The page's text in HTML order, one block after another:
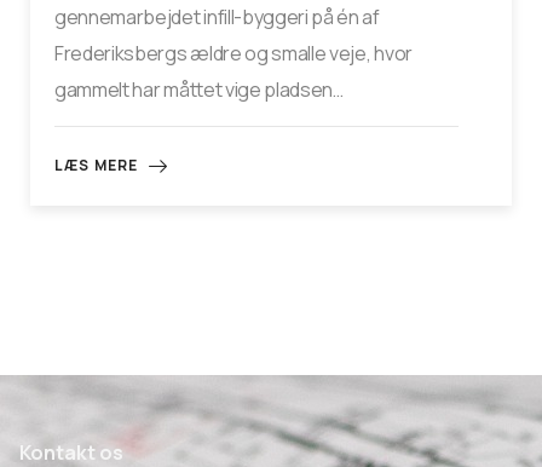
gennemarbejdet infill-byggeri på én af
Frederiksbergs ældre og smalle veje, hvor
gammelt har måttet vige pladsen…
LÆS MERE
Kontakt os